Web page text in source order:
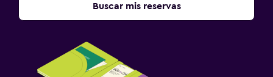
Buscar mis reservas